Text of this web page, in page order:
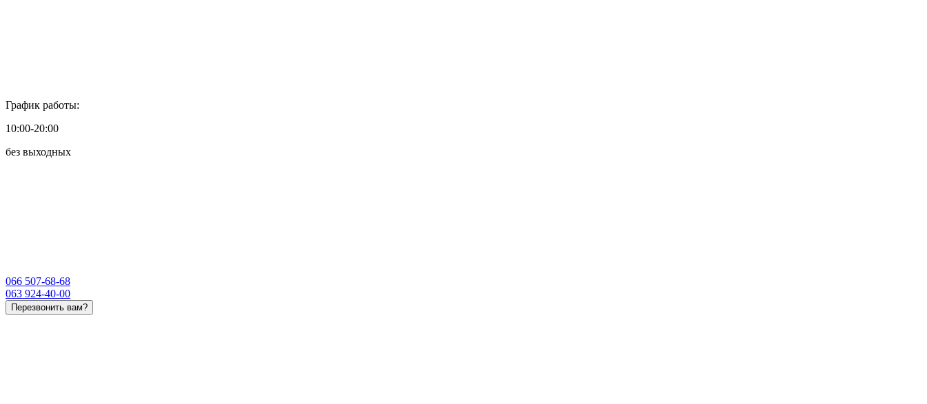
График работы:
10:00-20:00
без выходных
066 507-68-68
063 924-40-00
Перезвонить вам?